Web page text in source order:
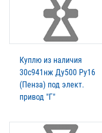
Куплю из наличия
30с941нж Ду500 Ру16
(Пенза) под элект.
привод "Г"